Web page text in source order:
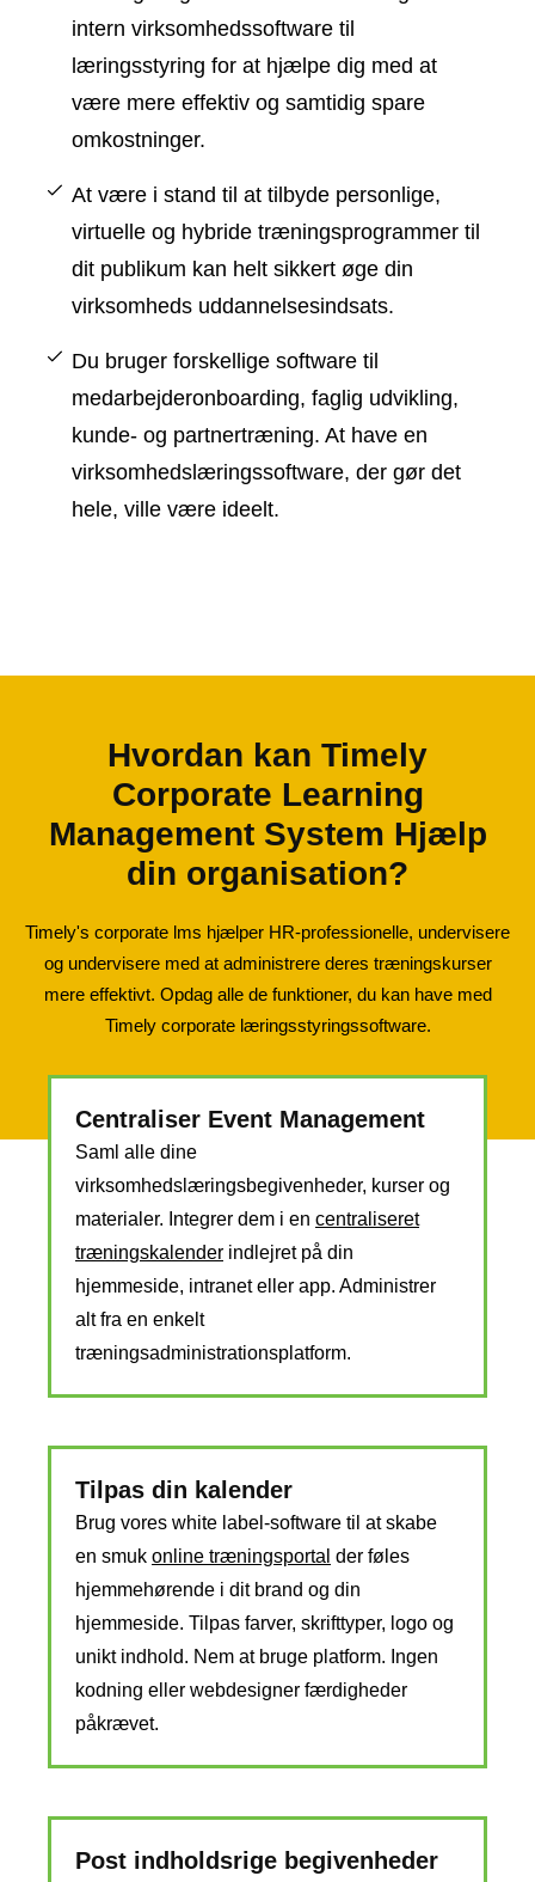
intern virksomhedssoftware til
læringsstyring for at hjælpe dig med at
være mere effektiv og samtidig spare
omkostninger.
At være i stand til at tilbyde personlige,
virtuelle og hybride træningsprogrammer til
dit publikum kan helt sikkert øge din
virksomheds uddannelsesindsats.
Du bruger forskellige software til
medarbejderonboarding, faglig udvikling,
kunde- og partnertræning. At have en
virksomhedslæringssoftware, der gør det
hele, ville være ideelt.
Hvordan kan Timely
Corporate Learning
Management System Hjælp
din organisation?
Timely's corporate lms hjælper HR-professionelle, undervisere
og undervisere med at administrere deres træningskurser
mere effektivt. Opdag alle de funktioner, du kan have med
Timely corporate læringsstyringssoftware.
Centraliser Event Management
Saml alle dine
virksomhedslæringsbegivenheder, kurser og
materialer. Integrer dem i en centraliseret
træningskalender indlejret på din
hjemmeside, intranet eller app. Administrer
alt fra en enkelt
træningsadministrationsplatform.
Tilpas din kalender
Brug vores white label-software til at skabe
en smuk online træningsportal der føles
hjemmehørende i dit brand og din
hjemmeside. Tilpas farver, skrifttyper, logo og
unikt indhold. Nem at bruge platform. Ingen
kodning eller webdesigner færdigheder
påkrævet.
Post indholdsrige begivenheder